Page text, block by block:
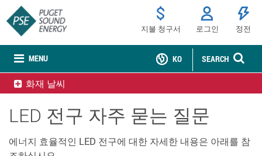
MENU
지불 청구서 로그인 정전
SEARCH
KO
화재 날씨
LED 전구 자주 묻는 질문
에너지 효율적인 LED 전구에 대한 자세한 내용은 아래를 참